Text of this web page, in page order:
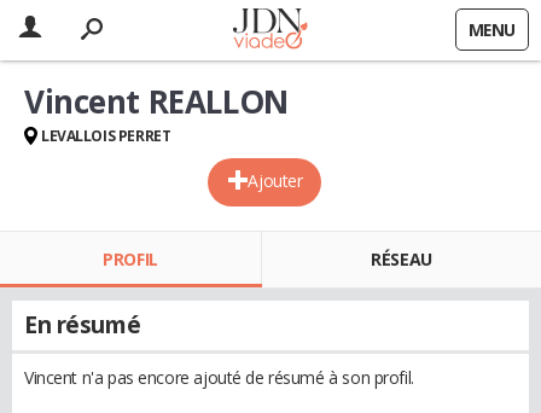
MENU
Ajouter
Vincent REALLON
LEVALLOIS PERRET
PROFIL RÉSEAU
En résumé
Vincent n'a pas encore ajouté de résumé à son profil.